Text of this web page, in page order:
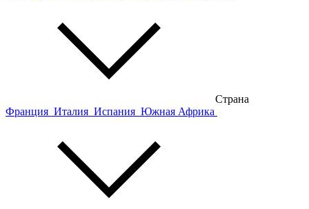
Страна
Франция Италия Испания Южная Африка